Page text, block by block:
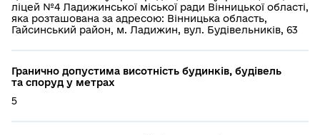
ліцей №4 Ладижинської міської ради Вінницької області,
яка розташована за адресою: Вінницька область,
Гайсинський район, м. Ладижин, вул. Будівельників, 63
Гранично допустима висотність будинків, будівель
та споруд у метрах
5